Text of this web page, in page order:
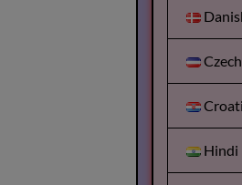
Czech
Hindi